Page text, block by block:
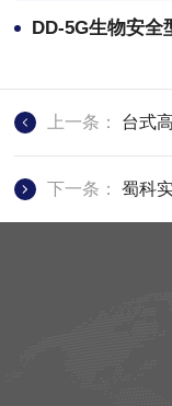
DD-5G生物安全
上一条： 台式
下一条：蜀科